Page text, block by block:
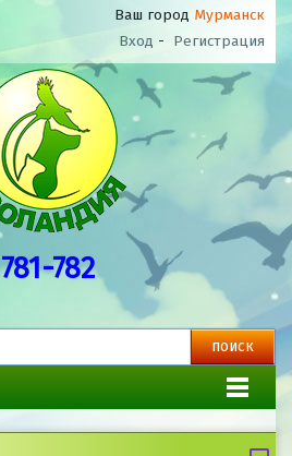
Ваш город Мурманск
Вход - Регистрация
781-782